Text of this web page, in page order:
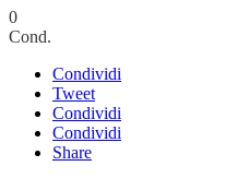
0
Cond.
Condividi
Tweet
Condividi
Condividi
Share